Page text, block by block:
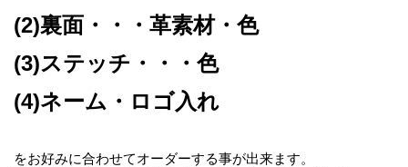
(2)裏面・・・革素材・色
(3)ステッチ・・・色
(4)ネーム・ロゴ入れ
をお好みに合わせてオーダーする事が出来ます。